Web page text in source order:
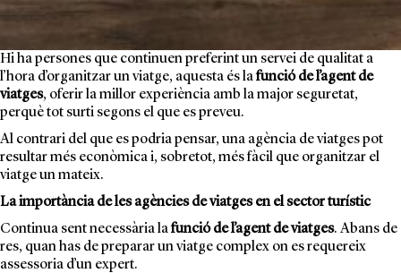
Hi ha persones que continuen preferint un servei de qualitat a
l’hora d’organitzar un viatge, aquesta és lafunció de l’agent de
viatges, oferir la millor experiència amb la major seguretat,
perquè tot surti segons el que es preveu.
Al contrari del que es podria pensar, una agència de viatges pot
resultar més econòmica i, sobretot, més fàcil que organitzar el
viatge un mateix.
La importància de les agències de viatges en el sector turístic
Continua sent necessària lafunció de l’agent de viatges. Abans de
res, quan has de preparar un viatge complex on es requereix
assessoria d’un expert.